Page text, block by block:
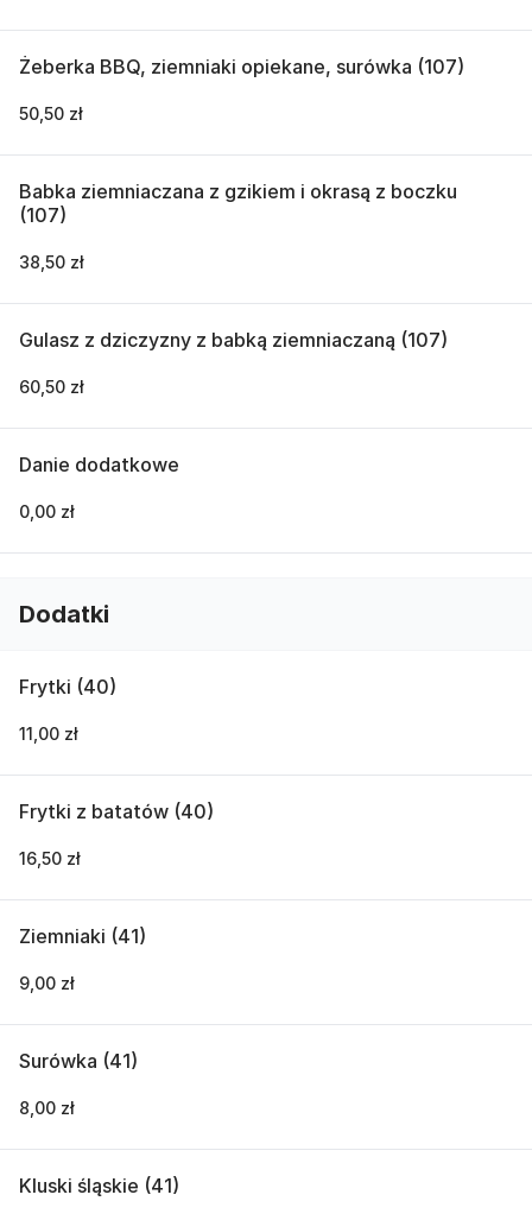
Żeberka BBQ, ziemniaki opiekane, surówka (107)
50,50 zł
Babka ziemniaczana z gzikiem i okrasą z boczku
(107)
38,50 zł
Gulasz z dziczyzny z babką ziemniaczaną (107)
60,50 zł
Danie dodatkowe
0,00 zł
Dodatki
Frytki (40)
11,00 zł
Frytki z batatów (40)
16,50 zł
Ziemniaki (41)
9,00 zł
Surówka (41)
8,00 zł
Kluski śląskie (41)